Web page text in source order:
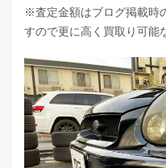
※査定金額はブログ掲載時
すので更に高く買取り可能